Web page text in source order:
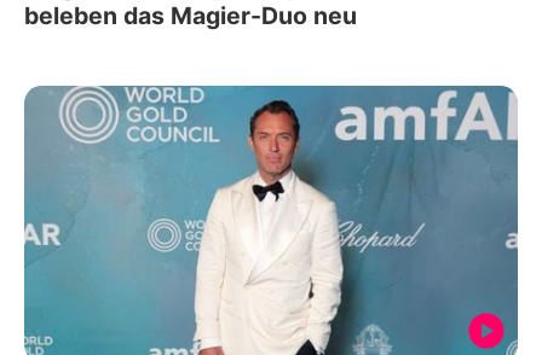
beleben das Magier-Duo neu